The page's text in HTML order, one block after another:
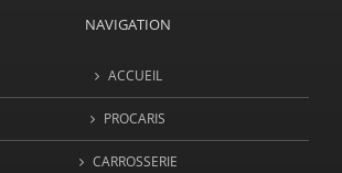
NAVIGATION
ACCUEIL
PROCARIS
CARROSSERIE